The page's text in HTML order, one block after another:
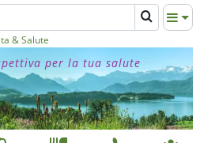
& Salute
per la tua salute